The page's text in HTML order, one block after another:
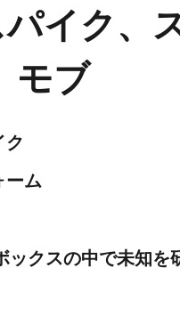
イク、
モブ
ク
ーム
ックスの中で未知を